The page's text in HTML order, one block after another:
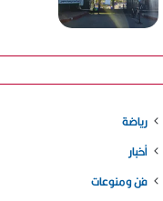
رياضة
أخبار
فن ومنوعات